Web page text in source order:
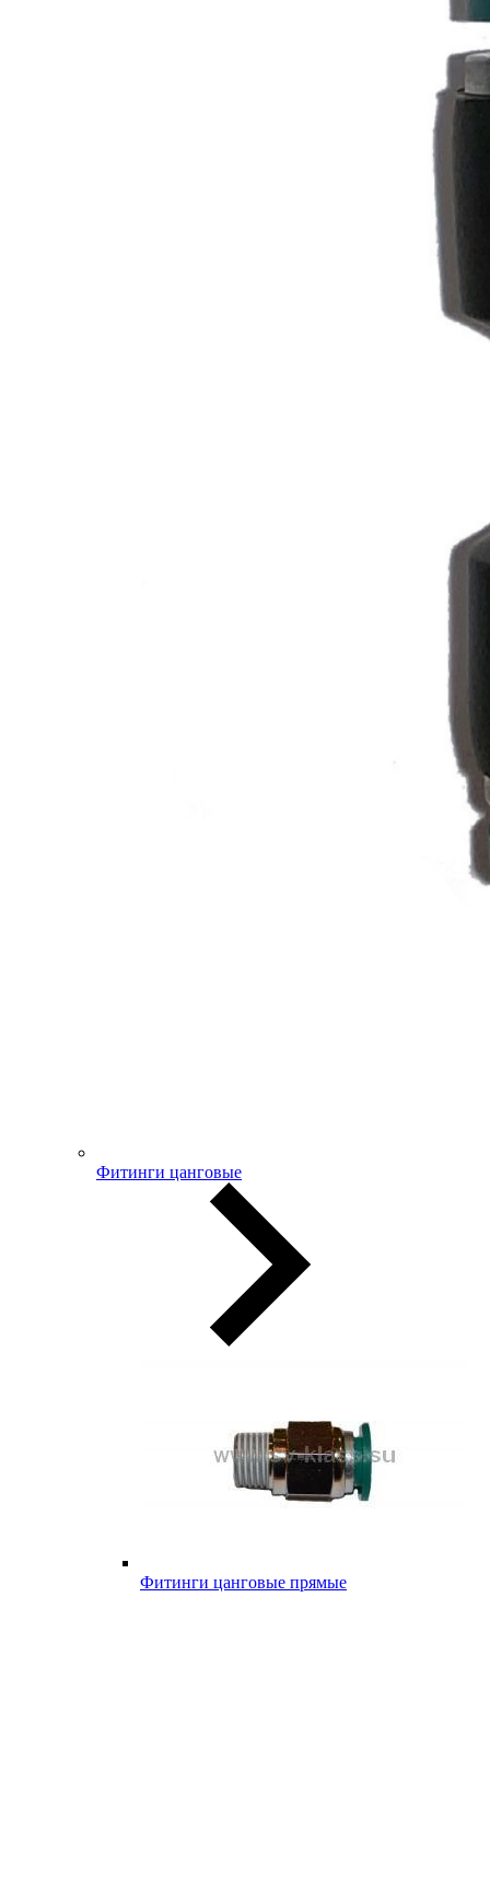
Фитинги цанговые
Фитинги цанговые прямые